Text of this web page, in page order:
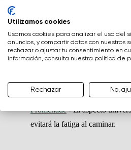
Sabemos que no quiere
Las correas elegantes y los
Desde el negro atemporal
vestidos de verano,
Iris- Son ideales para largas
Promenade- El aspecto
evitará la fatiga al caminar.
Utilizamos cookies
Usamos cookies para analizar el uso del
anuncios, y compartir datos con nuestros
rechazar o ajustar tu consentimiento en
información, consulta nuestra política de
Rechazar No,